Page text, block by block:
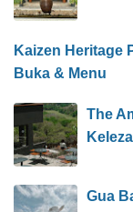
Kaizen Heritage
Buka & Menu
The
Gua